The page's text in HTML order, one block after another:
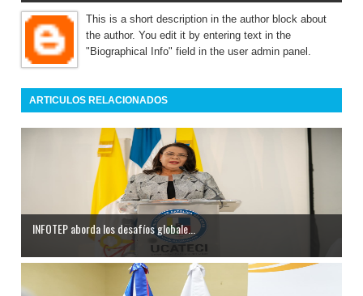
This is a short description in the author block about
the author. You edit it by entering text in the
"Biographical Info" field in the user admin panel.
ARTICULOS RELACIONADOS
INFOTEP aborda los desafíos globale...